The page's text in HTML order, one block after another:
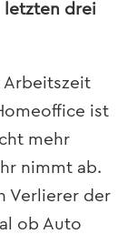
letzten drei
Arbeitszeit
ist
mehr
nimmt ab.
Verlierer der
ob Auto